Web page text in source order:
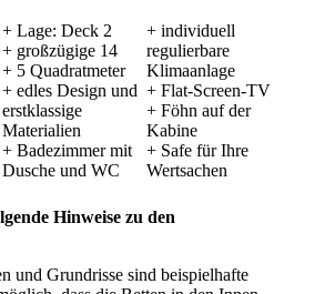
+ Lage: Deck 2
+ großzügige 14
+ 5 Quadratmeter
+ edles Design und
erstklassige
Materialien
+ Badezimmer mit
Dusche und WC
+ individuell
regulierbare
Klimaanlage
+ Flat-Screen-TV
+ Föhn auf der
Kabine
+ Safe für Ihre
Wertsachen
Hinweise zu den
und Grundrisse sind beispielhafte